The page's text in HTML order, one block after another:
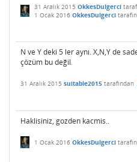
31 Aralık 2015 OkkesDulgerci
1 Ocak 2016 OkkesDulgerci
N ve Y deki 5 ler aynı. X,N,Y de
çözüm bu değil.
31 Aralık 2015 suitable2015 tarafından
Haklisiniz, gozden kacmis..
1 Ocak 2016 OkkesDulgerci